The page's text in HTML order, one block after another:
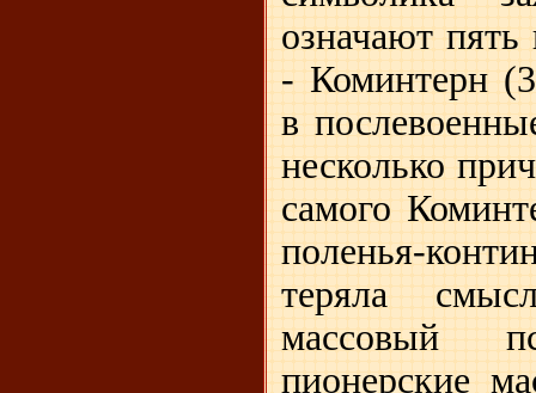
означают
- Коминтерн
в
несколько
самого
поленья-
теряла
массовый
пионерские